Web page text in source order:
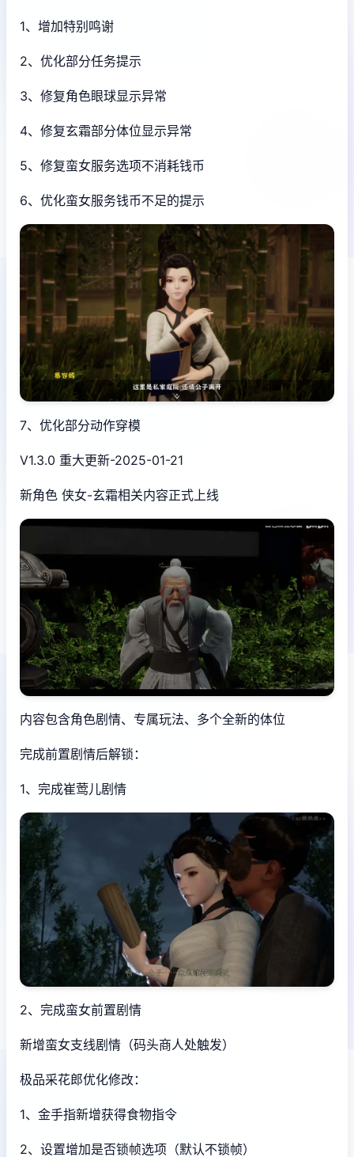
1、增加特别鸣谢
2、优化部分任务提示
3、修复角色眼球显示异常
4、修复玄霜部分体位显示异常
5、修复蛮女服务选项不消耗钱币
6、优化蛮女服务钱币不足的提示
7、优化部分动作穿模
V1.3.0 重大更新-2025-01-21
新角色 侠女-玄霜相关内容正式上线
内容包含角色剧情、专属玩法、多个全新的体位
完成前置剧情后解锁：
1、完成崔莺儿剧情
2、完成蛮女前置剧情
新增蛮女支线剧情（码头商人处触发）
极品采花郎优化修改：
1、金手指新增获得食物指令
2、设置增加是否锁帧选项（默认不锁帧）